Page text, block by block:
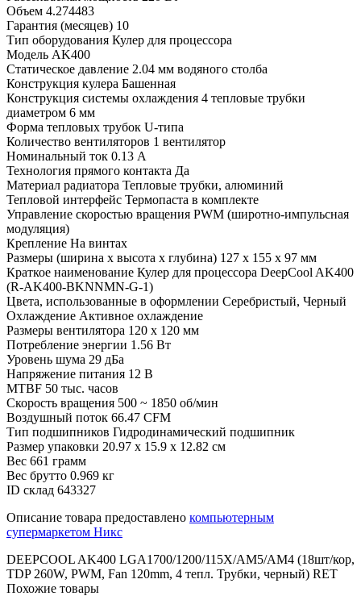
Объем 4.274483
Гарантия (месяцев) 10
Тип оборудования Кулер для процессора
Модель AK400
Статическое давление 2.04 мм водяного столба
Конструкция кулера Башенная
Конструкция системы охлаждения 4 тепловые трубки
диаметром 6 мм
Форма тепловых трубок U-типа
Количество вентиляторов 1 вентилятор
Номинальный ток 0.13 А
Технология прямого контакта Да
Материал радиатора Тепловые трубки, алюминий
Тепловой интерфейс Термопаста в комплекте
Управление скоростью вращения PWM (широтно-импульсная
модуляция)
Крепление На винтах
Размеры (ширина x высота x глубина) 127 x 155 x 97 мм
Краткое наименование Кулер для процессора DeepCool AK400
(R-AK400-BKNNMN-G-1)
Цвета, использованные в оформлении Серебристый, Черный
Охлаждение Активное охлаждение
Размеры вентилятора 120 x 120 мм
Потребление энергии 1.56 Вт
Уровень шума 29 дБа
Напряжение питания 12 В
MTBF 50 тыс. часов
Скорость вращения 500 ~ 1850 об/мин
Воздушный поток 66.47 CFM
Тип подшипников Гидродинамический подшипник
Размер упаковки 20.97 x 15.9 x 12.82 см
Вес 661 грамм
Вес брутто 0.969 кг
ID склад 643327
Описание товара предоставлено компьютерным
супермаркетом Никс
DEEPCOOL AK400 LGA1700/1200/115X/AM5/AM4 (18шт/кор,
TDP 260W, PWM, Fan 120mm, 4 тепл. Трубки, черный) RET
Похожие товары